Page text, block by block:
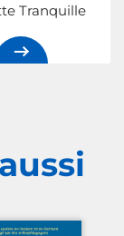
Tranquille
aussi